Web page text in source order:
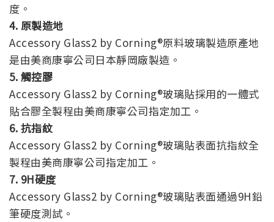
度。
4. 原製造地
Accessory Glass2 by Corning®原料玻璃製造原產地
是由美商康寧公司日本靜岡廠製造。
5. 觸控膠
Accessory Glass2 by Corning®玻璃貼採用的一體式
貼合膠全製程由美商康寧公司指定加工。
6. 抗指紋
Accessory Glass2 by Corning®玻璃貼表面抗指紋全
製程由美商康寧公司指定加工。
7. 9H硬度
Accessory Glass2 by Corning®玻璃貼表面通過9H鉛
筆硬度測試。